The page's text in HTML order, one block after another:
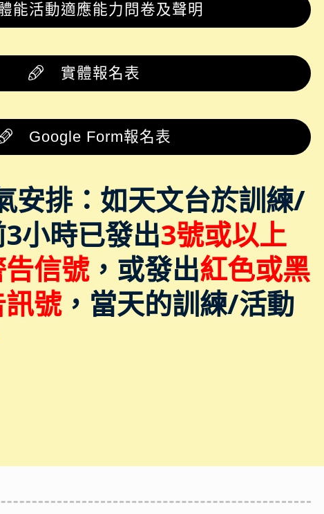
能活動適應能力問卷及聲明
實體報名表
Google Form報名表
安排：如天文台於訓練/
小時已發出3號或以上
信號，或發出紅色或黑
號，當天的訓練/活動